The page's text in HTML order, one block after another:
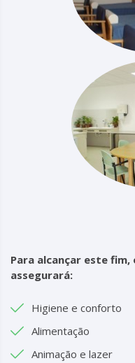
Para alcançar este fim,
assegurará:
Higiene e conforto
Alimentação
Animação e lazer